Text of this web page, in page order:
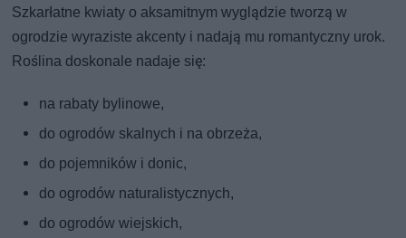
Szkarłatne kwiaty o aksamitnym wyglądzie tworzą w
ogrodzie wyraziste akcenty i nadają mu romantyczny urok.
Roślina doskonale nadaje się:
na rabaty bylinowe,
do ogrodów skalnych i na obrzeża,
do pojemników i donic,
do ogrodów naturalistycznych,
do ogrodów wiejskich,